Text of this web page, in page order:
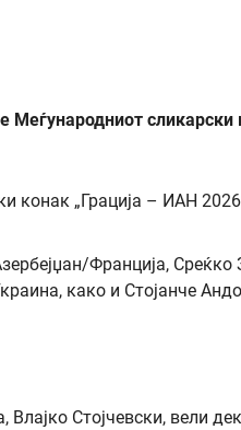
Меѓународниот сликарски
Франција,
како и Стојанче
Влајко Стојчевски, вели